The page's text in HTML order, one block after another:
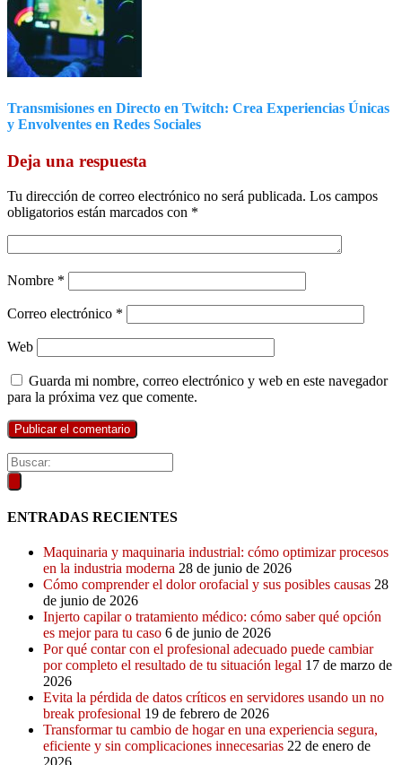
Transmisiones en Directo en Twitch: Crea Experiencias Únicas
y Envolventes en Redes Sociales
Deja una respuesta
Tu dirección de correo electrónico no será publicada. Los campos
obligatorios están marcados con *
Nombre *
Correo electrónico *
Web
Guarda mi nombre, correo electrónico y web en este navegador
para la próxima vez que comente.
ENTRADAS RECIENTES
Maquinaria y maquinaria industrial: cómo optimizar procesos
en la industria moderna 28 de junio de 2026
Cómo comprender el dolor orofacial y sus posibles causas 28
de junio de 2026
Injerto capilar o tratamiento médico: cómo saber qué opción
es mejor para tu caso 6 de junio de 2026
Por qué contar con el profesional adecuado puede cambiar
por completo el resultado de tu situación legal 17 de marzo de
2026
Evita la pérdida de datos críticos en servidores usando un no
break profesional 19 de febrero de 2026
Transformar tu cambio de hogar en una experiencia segura,
eficiente y sin complicaciones innecesarias 22 de enero de